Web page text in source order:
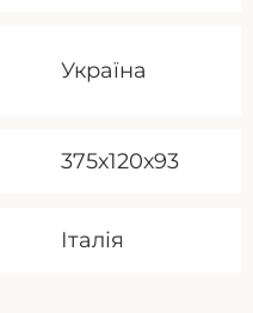
Україна
375х120х93
Італія